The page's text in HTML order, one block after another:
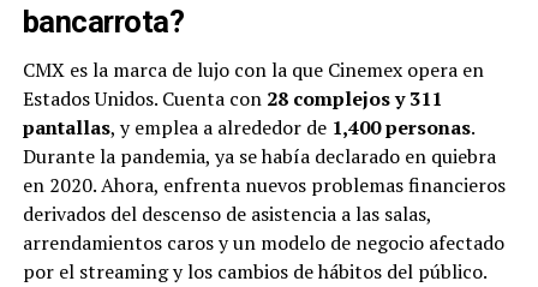
bancarrota?
CMX es la marca de lujo con la que Cinemex opera en
Estados Unidos. Cuenta con 28 complejos y 311
pantallas, y emplea a alrededor de 1,400 personas.
Durante la pandemia, ya se había declarado en quiebra
en 2020. Ahora, enfrenta nuevos problemas financieros
derivados del descenso de asistencia a las salas,
arrendamientos caros y un modelo de negocio afectado
por el streaming y los cambios de hábitos del público.